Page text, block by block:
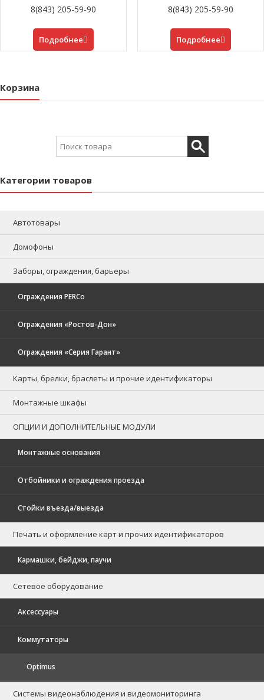
8(843) 205-59-90
Подробнее
8(843) 205-59-90
Подробнее
Корзина
Search for:
Категории товаров
Автотовары
Домофоны
Заборы, ограждения, барьеры
Ограждения PERCo
Ограждения «Ростов-Дон»
Ограждения «Серия Гарант»
Карты, брелки, браслеты и прочие идентификаторы
Монтажные шкафы
ОПЦИИ И ДОПОЛНИТЕЛЬНЫЕ МОДУЛИ
Монтажные основания
Отбойники и ограждения проезда
Стойки въезда/выезда
Печать и оформление карт и прочих идентификаторов
Кармашки, бейджи, паучи
Сетевое оборудование
Аксессуары
Коммутаторы
Optimus
Системы видеонаблюдения и видеомониторинга